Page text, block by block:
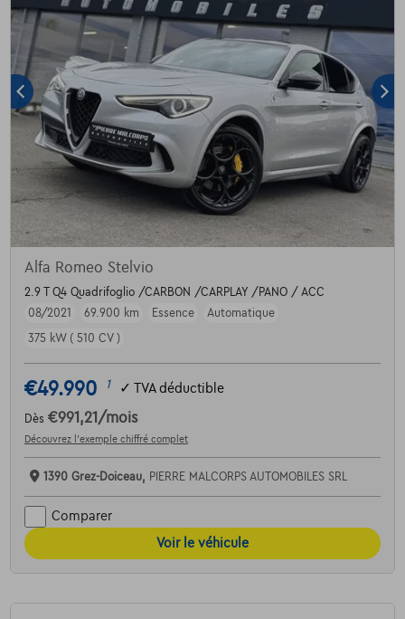
Alfa Romeo Stelvio
2.9 T Q4 Quadrifoglio /CARBON /CARPLAY /PANO / ACC
08/2021
69.900 km Essence
Automatique
375 kW ( 510 CV )
€49.990 1 ✓ TVA déductible
Dès €991,21 /mois
Découvrez l’exemple chiffré complet
1390 Grez-Doiceau, PIERRE MALCORPS AUTOMOBILES SRL
Comparer
Voir le véhicule